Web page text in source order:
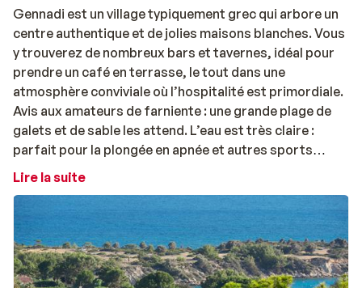
Gennadi est un village typiquement grec qui arbore un
centre authentique et de jolies maisons blanches. Vous
y trouverez de nombreux bars et tavernes, idéal pour
prendre un café en terrasse, le tout dans une
atmosphère conviviale où l’hospitalité est primordiale.
Avis aux amateurs de farniente : une grande plage de
galets et de sable les attend. L’eau est très claire :
parfait pour la plongée en apnée et autres sports
nautiques.
Lire la suite